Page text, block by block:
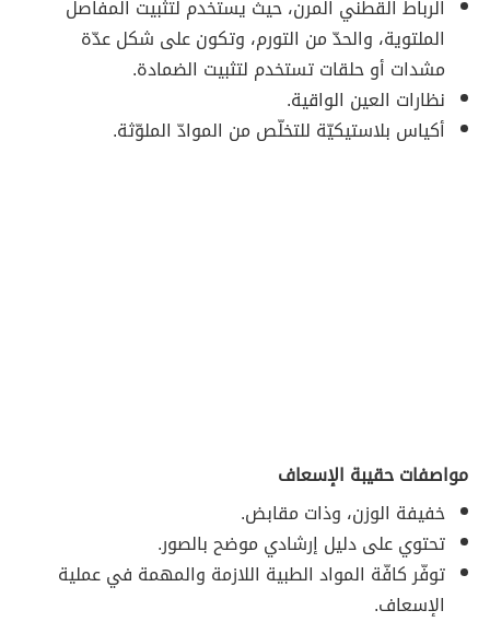
الرباط القطني المرن، حيث يستخدم لتثبيت المفاصل
الملتوية، والحدّ من التورم، وتكون على شكل عدّة
مشدات أو حلقات تستخدم لتثبيت الضمادة.
نظارات العين الواقية.
أكياس بلاستيكيّة للتخلّص من الموادّ الملوّثة.
مواصفات حقيبة الإسعاف
خفيفة الوزن، وذات مقابض.
تحتوي على دليل إرشادي موضح بالصور.
توفّر كافّة المواد الطبية اللازمة والمهمة في عملية
الإسعاف.